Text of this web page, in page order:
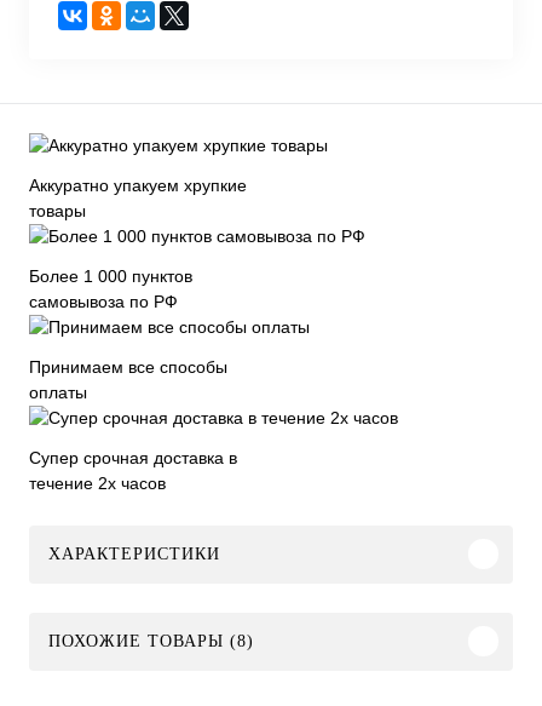
Аккуратно упакуем хрупкие
товары
Более 1 000 пунктов
самовывоза по РФ
Принимаем все способы
оплаты
Супер срочная доставка в
течение 2х часов
ХАРАКТЕРИСТИКИ
ПОХОЖИЕ ТОВАРЫ (8)